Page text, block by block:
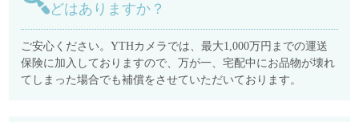
どはありますか？
ご安心ください。YTHカメラでは、最大1,000万円までの運送
保険に加入しておりますので、万が一、宅配中にお品物が壊れ
てしまった場合でも補償をさせていただいております。